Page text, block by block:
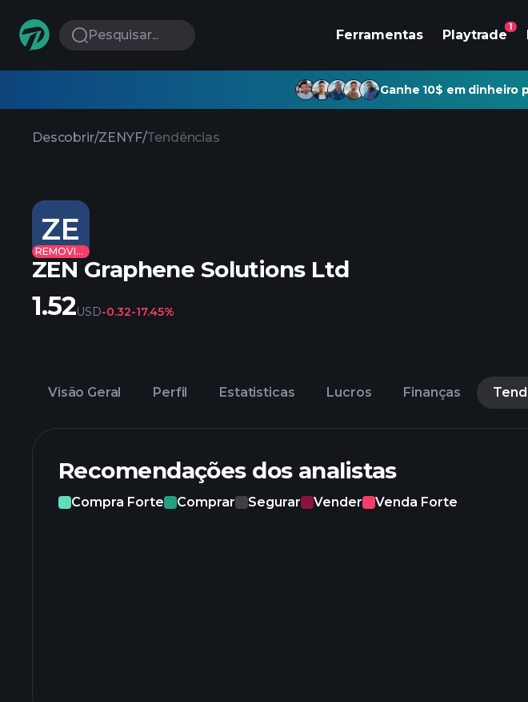
Pesquisar... Ferramentas Playtrade
1
Ganhe 10$ em dinheiro
Descobrir/ZENYF/Tendências
ZE
REMOVIDO
ZEN Graphene Solutions Ltd
1.52USD-0.32-17.45%
Visão Geral Perfil Estatisticas Lucros Finanças
Recomendações dos analistas
Compra Forte Comprar Segurar Vender Venda Forte